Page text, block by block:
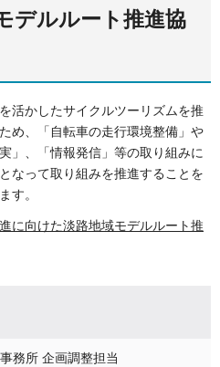
デルルート推進協
活かしたサイクルツーリズムを推
め、「自転車の走行環境整備」や
」、「情報発信」等の取り組みに
なって取り組みを推進することを
す。
に向けた淡路地域モデルルート推
務所 企画調整担当